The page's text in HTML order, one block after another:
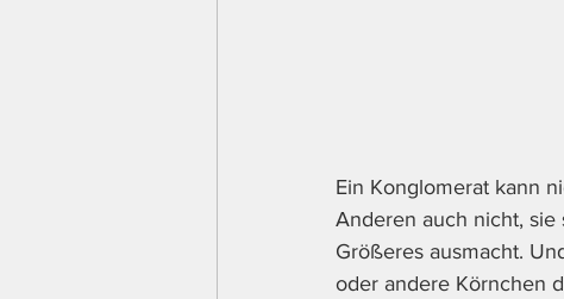
Ein Konglomerat kann
Anderen auch nicht, sie
Größeres ausmacht.
oder andere Körnchen